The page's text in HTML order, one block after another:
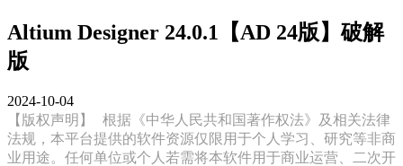
Altium Designer 24.0.1【AD 24版】破解
版
2024-10-04
【版权声明】
根据《中华人民共和国著作权法》及相关法律
法规，本平台提供的软件资源仅限用于个人学习、研究等非商
业用途。任何单位或个人若需将本软件用于商业运营、二次开